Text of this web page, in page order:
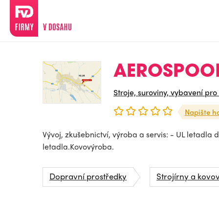
Stroje, suroviny, vybavení
Napište
Vývoj, zkušebnictví, výroba a servis: - UL
letadla.Kovovýroba.
Dopravní prostředky Strojírny a